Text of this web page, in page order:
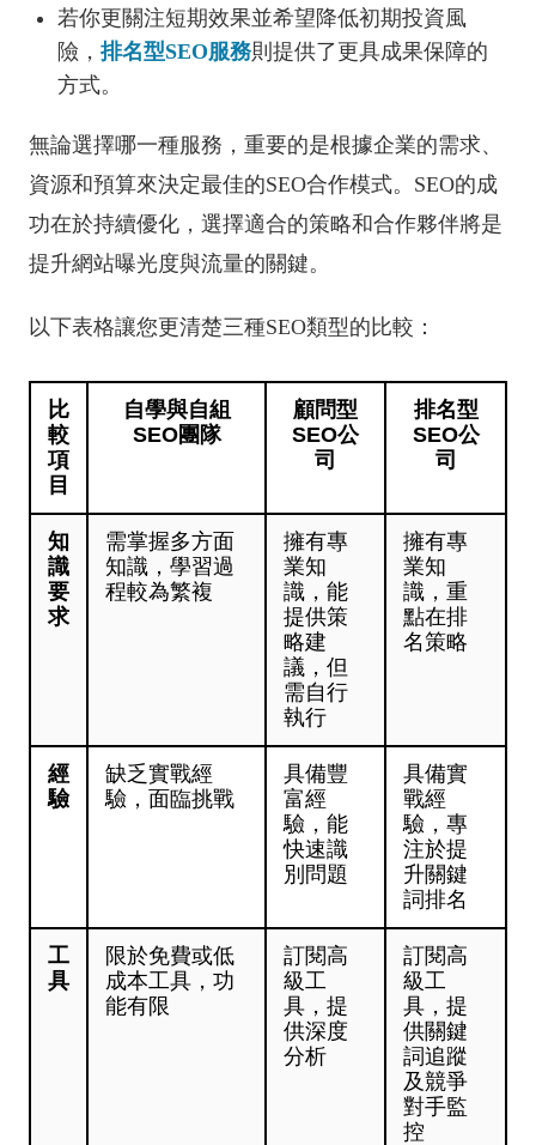
若你更關注短期效果並希望降低初期投資風
險， 排名型SEO服務則提供了更具成果保障的
方式。
無論選擇哪一種服務，重要的是根據企業的需求、
資源和預算來決定最佳的SEO合作模式。SEO的成
功在於持續優化，選擇適合的策略和合作夥伴將是
提升網站曝光度與流量的關鍵。
以下表格讓您更清楚三種SEO類型的比較：
比
較
項
目
自學與自組
SEO團隊
顧問型
SEO公
司
排名型
SEO公
司
知
識
要
求
需掌握多方面
知識，學習過
程較為繁複
擁有專
業知
識，能
提供策
略建
議，但
需自行
執行
擁有專
業知
識，重
點在排
名策略
經
驗
缺乏實戰經
驗，面臨挑戰
具備豐
富經
驗，能
快速識
別問題
具備實
戰經
驗，專
注於提
升關鍵
詞排名
工
具
限於免費或低
成本工具，功
能有限
訂閱高
級工
具，提
供深度
分析
訂閱高
級工
具，提
供關鍵
詞追蹤
及競爭
對手監
控